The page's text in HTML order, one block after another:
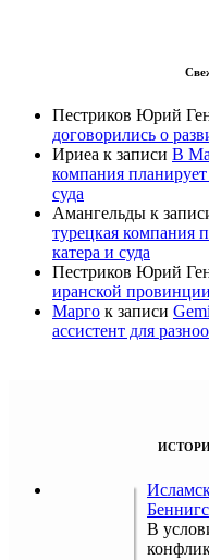
Пестриков Юрий
договорились о
Ириеа к записи В
компания
суда
Амангельды к
турецкая компания
катера и суда
Пестриков Юрий
иранской
Марго к записи
ассистент для
В